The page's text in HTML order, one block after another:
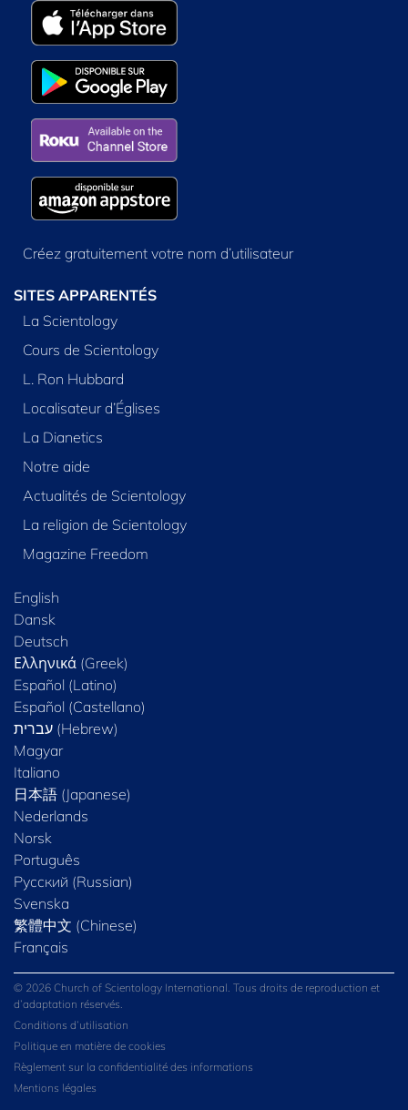
Créez gratuitement votre nom d’utilisateur
SITES APPARENTÉS
La Scientology
Cours de Scientology
L. Ron Hubbard
Localisateur d’Églises
La Dianetics
Notre aide
Actualités de Scientology
La religion de Scientology
Magazine Freedom
English
Dansk
Deutsch
Ελληνικά (Greek)
Español (Latino)
Español (Castellano)
Magyar
Italiano
日本語 (Japanese)
Nederlands
Norsk
Português
Русский (Russian)
Svenska
繁體中文 (Chinese)
Français
© 2026 Church of Scientology International. Tous droits de reproduction et
d’adaptation réservés.
Conditions d’utilisation
Politique en matière de cookies
Règlement sur la confidentialité des informations
Mentions légales